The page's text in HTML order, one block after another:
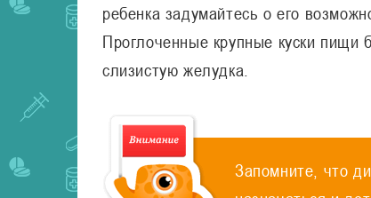
ребенка задумайтесь о его
Проглоченные крупные куски пищи
слизистую желудка.
Запомните, что